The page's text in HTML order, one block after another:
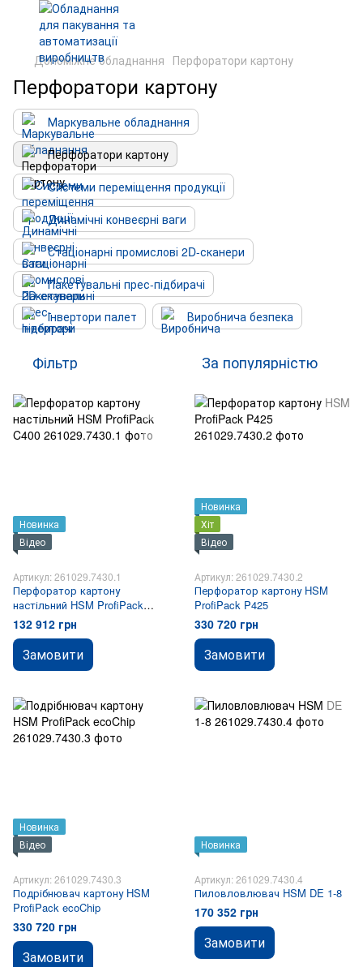
Допоміжне обладнання Перфоратори картону
Перфоратори картону
Маркувальне обладнання
Перфоратори картону
Cистеми переміщення продукції
Динамічні конвеєрні ваги
Стаціонарні промислові 2D-сканери
Пакетувальні прес-підбирачі
Інвертори палет
Виробнича безпека
Фільтр За популярністю
Новинка
Відео
Артикул: 261029.7430.1
Перфоратор картону
настільний HSM ProfiPack
C400
132 912 грн
Замовити
Новинка
Хіт
Відео
Артикул: 261029.7430.2
Перфоратор картону HSM
ProfiPack P425
330 720 грн
Замовити
Новинка
Відео
Артикул: 261029.7430.3
Подрібнювач картону HSM
ProfiPack ecoChip
330 720 грн
Замовити
Новинка
Артикул: 261029.7430.4
Пиловловлювач HSM DE 1-8
170 352 грн
Замовити